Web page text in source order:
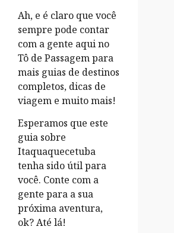
Ah, e é claro que você
sempre pode contar
com a gente aqui no
Tô de Passagem para
mais guias de destinos
completos, dicas de
viagem e muito mais!
Esperamos que este
guia sobre
Itaquaquecetuba
tenha sido útil para
você. Conte com a
gente para a sua
próxima aventura,
ok? Até lá!